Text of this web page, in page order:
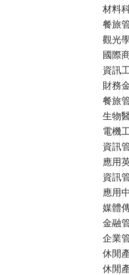
材料
餐旅
觀光
國際
資訊
財務
餐旅
生物
電機
資訊
應用
資訊
應用
媒體
金融
企業
休閒
休閒